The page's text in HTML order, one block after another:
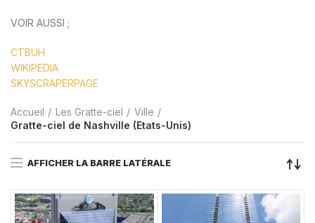
VOIR AUSSI ;
CTBUH
WIKIPEDIA
SKYSCRAPERPAGE
Accueil Les Gratte-ciel
Ville
Gratte-ciel de Nashville (Etats-Unis)
AFFICHER LA BARRE LATÉRALE